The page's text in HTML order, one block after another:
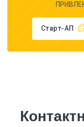
Старт-АП